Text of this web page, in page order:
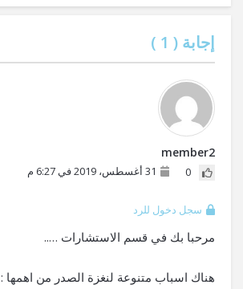
إجابة ( 1
)
member2
0 31 أغسطس، 2019 في 6:27 م
سجل دخول للرد
مرحبا بك في قسم الاستشارات …..
هناك اسباب متنوعة لنغزة الصدر من اهمها :